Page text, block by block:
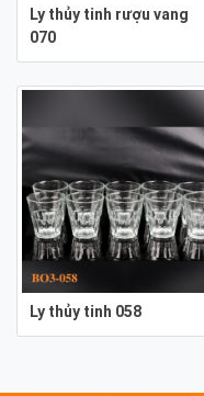
Ly thủy tinh rượu vang
070
Ly thủy tinh 058